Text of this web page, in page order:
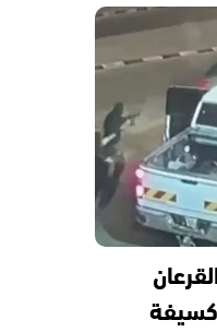
كسيفة